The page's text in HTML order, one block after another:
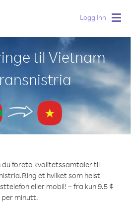
Logg Inn
til Vietnam
du foreta kvalitetssamtaler til
Ring et hvilket som helst
eller mobil! – fra kun 9.5 ¢
per minutt.